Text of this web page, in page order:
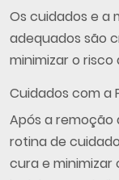
Os cuidados e
adequados são
minimizar o
Cuidados com a
Após a remoção
rotina de
cura e minimizar